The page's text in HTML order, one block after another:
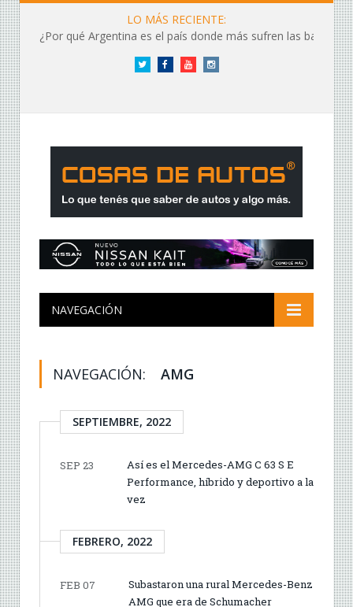
LO MÁS RECIENTE:
¿Por qué Argentina es el país donde más sufren las baterías?
Twitter FacebookYouTubeInstagram
NAVEGACIÓN
NAVEGACIÓN: AMG
SEPTIEMBRE, 2022
SEP 23
Así es el Mercedes-AMG C 63 S E
Performance, híbrido y deportivo a la
vez
FEBRERO, 2022
FEB 07
Subastaron una rural Mercedes-Benz
AMG que era de Schumacher